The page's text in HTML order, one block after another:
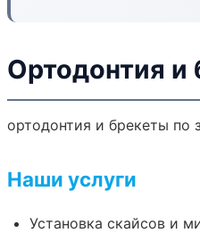
Ортодонтия и
ортодонтия и брекеты по
Наши услуги
Установка скайсов и